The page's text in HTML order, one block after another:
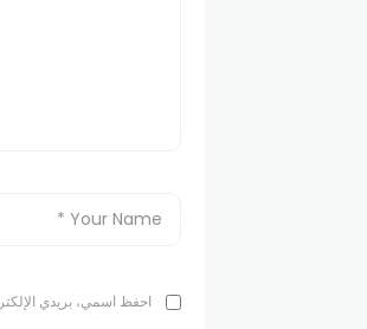
احفظ اسمي، بريدي